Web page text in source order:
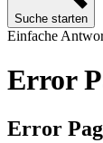
Suche starten
Einfache
Error
Error